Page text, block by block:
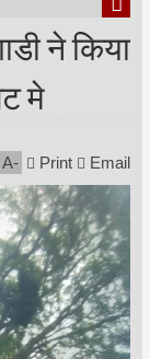
ने किया
मे
A- Print Email